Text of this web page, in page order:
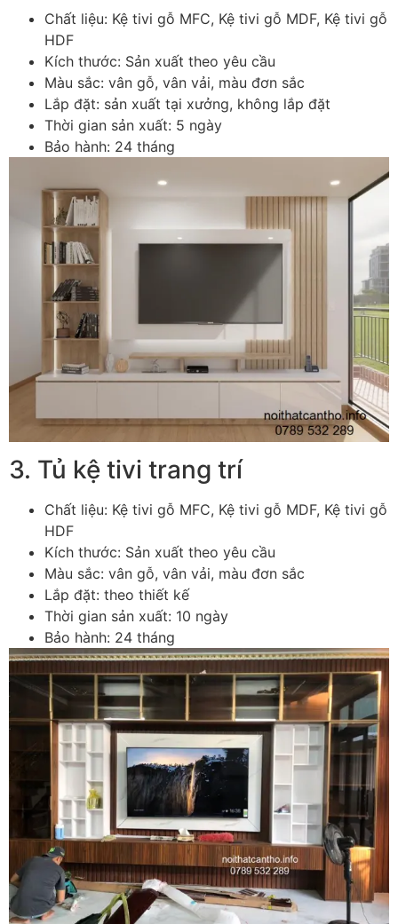
Chất liệu: Kệ tivi gỗ MFC, Kệ tivi gỗ MDF, Kệ tivi gỗ
HDF
Kích thước: Sản xuất theo yêu cầu
Màu sắc: vân gỗ, vân vải, màu đơn sắc
Lắp đặt: sản xuất tại xưởng, không lắp đặt
Thời gian sản xuất: 5 ngày
Bảo hành: 24 tháng
3. Tủ kệ tivi trang trí
Chất liệu: Kệ tivi gỗ MFC, Kệ tivi gỗ MDF, Kệ tivi gỗ
HDF
Kích thước: Sản xuất theo yêu cầu
Màu sắc: vân gỗ, vân vải, màu đơn sắc
Lắp đặt: theo thiết kế
Thời gian sản xuất: 10 ngày
Bảo hành: 24 tháng